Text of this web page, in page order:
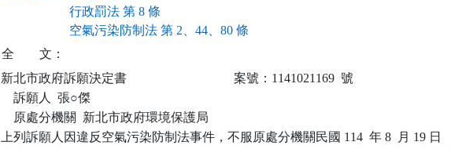
行政罰法 第 8 條
空氣污染防制法 第 2、44、80 條
全
文：
新北市政府訴願決定書                                  案號：1141021169  號
    訴願人  張○傑
    原處分機關  新北市政府環境保護局
上列訴願人因違反空氣污染防制法事件，不服原處分機關民國 114  年 8  月 19 日